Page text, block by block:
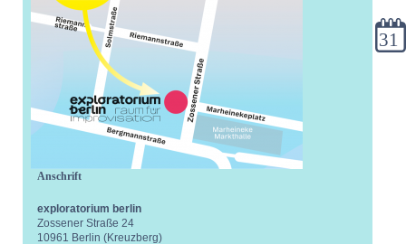
Anschrift
exploratorium berlin
Zossener Straße 24
10961 Berlin (Kreuzberg)